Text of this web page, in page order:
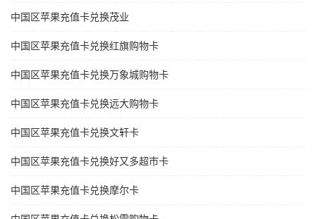
中国区苹果充值卡兑换茂业
中国区苹果充值卡兑换红旗购物卡
中国区苹果充值卡兑换万象城购物卡
中国区苹果充值卡兑换远大购物卡
中国区苹果充值卡兑换文轩卡
中国区苹果充值卡兑换好又多超市卡
中国区苹果充值卡兑换摩尔卡